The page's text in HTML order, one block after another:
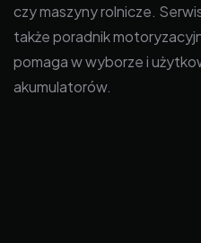
czy maszyny rolnicze.
także poradnik
pomaga w wyborze i
akumulatorów.